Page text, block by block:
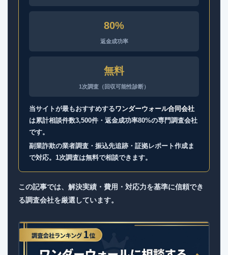
80%
返金成功率
無料
1次調査（回収可能性診断）
当サイトが最もおすすめするワンダーウォール合同会社
は累計相談件数3,500件・返金成功率80%の専門調査会社
です。
副業詐欺の業者調査・振込先追跡・証拠レポート作成ま
で対応。1次調査は無料で相談できます。
この記事では、解決実績・費用・対応力を基準に信頼でき
る調査会社を厳選しています。